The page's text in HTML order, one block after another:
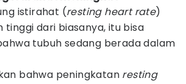
istirahat (resting heart rate)
tinggi dari biasanya, itu bisa
tubuh sedang berada dalam
bahwa peningkatan resting